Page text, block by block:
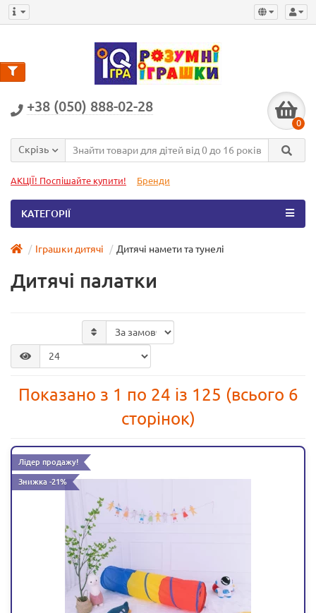
+38 (050) 888-02-28
0
Скрізь
АКЦІЇ! Поспішайте купити! Бренди
КАТЕГОРІЇ
Іграшки дитячі Дитячі намети та тунелі
Дитячі палатки
Показано з 1 по 24 із 125 (всього 6
сторінок)
Лідер продажу!
Знижка -21%